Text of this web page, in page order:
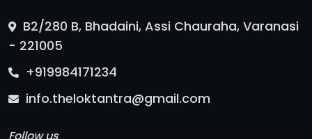
B2/280 B, Bhadaini, Assi Chauraha, Varanasi
- 221005
+919984171234
info.theloktantra@gmail.com
Follow us